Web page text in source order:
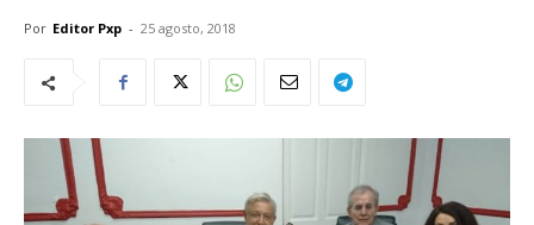
Por Editor Pxp - 25 agosto, 2018